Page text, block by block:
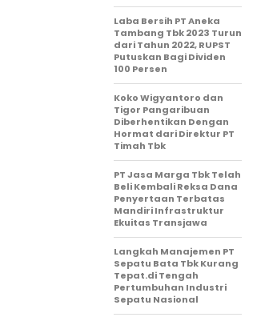
Laba Bersih PT Aneka
Tambang Tbk 2023 Turun
dari Tahun 2022, RUPST
Putuskan Bagi Dividen
100 Persen
Koko Wigyantoro dan
Tigor Pangaribuan
Diberhentikan Dengan
Hormat dari Direktur PT
Timah Tbk
PT Jasa Marga Tbk Telah
Beli Kembali Reksa Dana
Penyertaan Terbatas
Mandiri Infrastruktur
Ekuitas Transjawa
Langkah Manajemen PT
Sepatu Bata Tbk Kurang
Tepat.di Tengah
Pertumbuhan Industri
Sepatu Nasional